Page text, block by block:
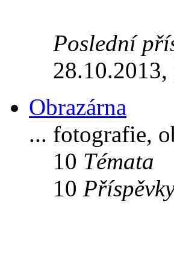
Poslední
Obrazárna
... fotografie,
10 Témata
10